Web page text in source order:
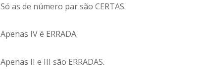
Só as de número par são CERTAS.
Apenas IV é ERRADA.
Apenas II e III são ERRADAS.